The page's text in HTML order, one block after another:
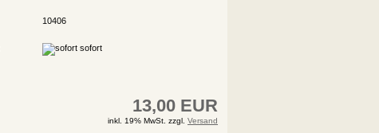
10406
sofort
13,00 EUR
inkl. 19% MwSt. zzgl. Versand